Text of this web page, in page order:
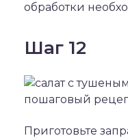
обработки
Шаг 12
Приготовьте